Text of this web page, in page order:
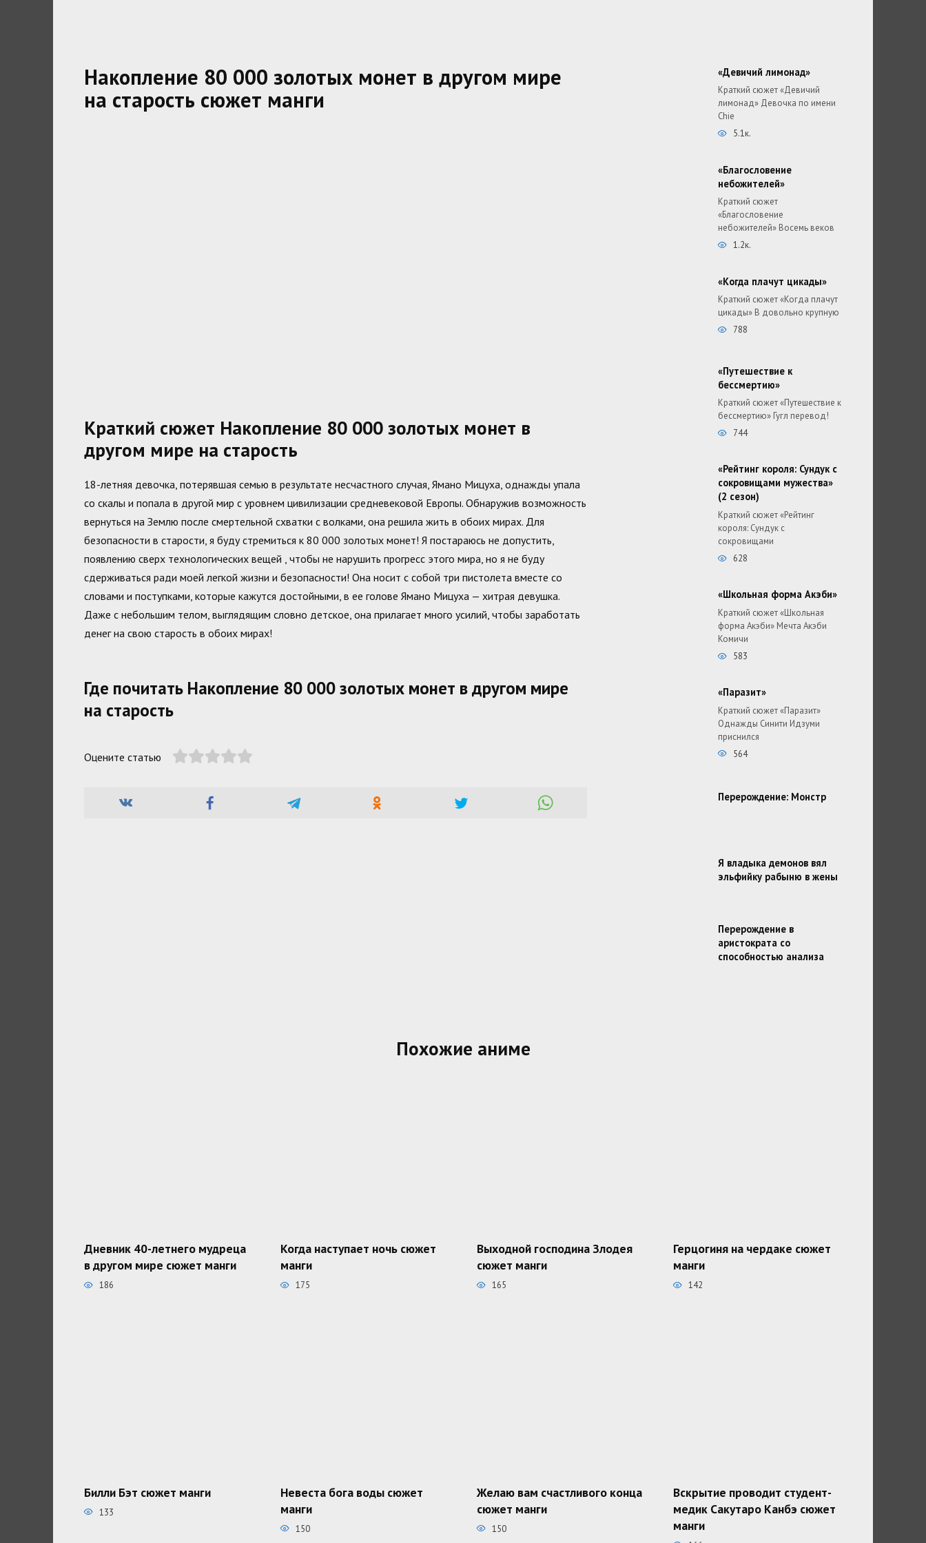
Накопление 80 000 золотых монет в другом мире
на старость сюжет манги
Краткий сюжет Накопление 80 000 золотых монет в
другом мире на старость
18-летняя девочка, потерявшая семью в результате несчастного случая, Ямано Мицуха, однажды упала
со скалы и попала в другой мир с уровнем цивилизации средневековой Европы. Обнаружив возможность
вернуться на Землю после смертельной схватки с волками, она решила жить в обоих мирах. Для
безопасности в старости, я буду стремиться к 80 000 золотых монет! Я постараюсь не допустить,
появлению сверх технологических вещей , чтобы не нарушить прогресс этого мира, но я не буду
сдерживаться ради моей легкой жизни и безопасности! Она носит с собой три пистолета вместе со
словами и поступками, которые кажутся достойными, в ее голове Ямано Мицуха — хитрая девушка.
Даже с небольшим телом, выглядящим словно детское, она прилагает много усилий, чтобы заработать
денег на свою старость в обоих мирах!
Где почитать Накопление 80 000 золотых монет в другом мире
на старость
Оцените статью
«Девичий лимонад»
Краткий сюжет «Девичий
лимонад» Девочка по имени
Chie
5.1к.
«Благословение
небожителей»
Краткий сюжет
«Благословение
небожителей» Восемь веков
1.2к.
«Когда плачут цикады»
Краткий сюжет «Когда плачут
цикады» В довольно крупную
788
«Путешествие к
бессмертию»
Краткий сюжет «Путешествие к
бессмертию» Гугл перевод!
744
«Рейтинг короля: Сундук с
сокровищами мужества»
(2 сезон)
Краткий сюжет «Рейтинг
короля: Сундук с
сокровищами
628
«Школьная форма Акэби»
Краткий сюжет «Школьная
форма Акэби» Мечта Акэби
Комичи
583
«Паразит»
Краткий сюжет «Паразит»
Однажды Синити Идзуми
приснился
564
Перерождение: Монстр
Я владыка демонов вял
эльфийку рабыню в жены
Перерождение в
аристократа со
способностью анализа
Похожие аниме
Дневник 40-летнего мудреца
в другом мире сюжет манги
186
Когда наступает ночь сюжет
манги
175
Выходной господина Злодея
сюжет манги
165
Герцогиня на чердаке сюжет
манги
142
Билли Бэт сюжет манги
133
Невеста бога воды сюжет
манги
150
Желаю вам счастливого конца
сюжет манги
150
Вскрытие проводит студент-
медик Сакутаро Канбэ сюжет
манги